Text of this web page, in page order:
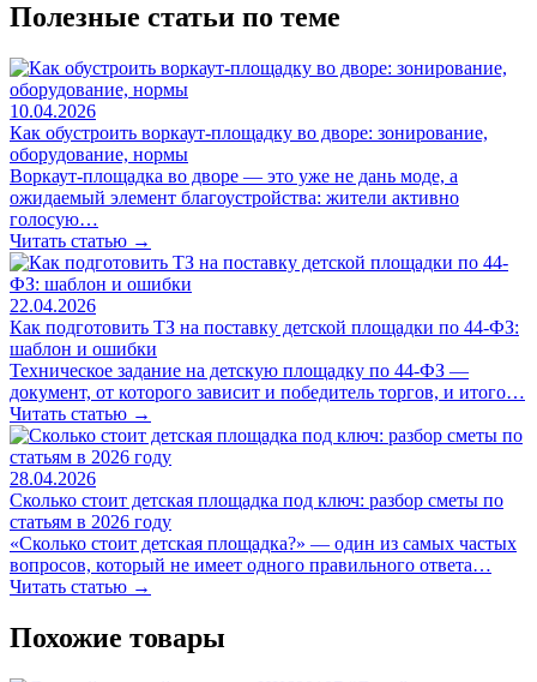
Полезные статьи по теме
10.04.2026
Как обустроить воркаут-площадку во дворе: зонирование,
оборудование, нормы
Воркаут-площадка во дворе — это уже не дань моде, а
ожидаемый элемент благоустройства: жители активно
голосую…
Читать статью →
22.04.2026
Как подготовить ТЗ на поставку детской площадки по 44-ФЗ:
шаблон и ошибки
Техническое задание на детскую площадку по 44-ФЗ —
документ, от которого зависит и победитель торгов, и итого…
Читать статью →
28.04.2026
Сколько стоит детская площадка под ключ: разбор сметы по
статьям в 2026 году
«Сколько стоит детская площадка?» — один из самых частых
вопросов, который не имеет одного правильного ответа…
Читать статью →
Похожие товары